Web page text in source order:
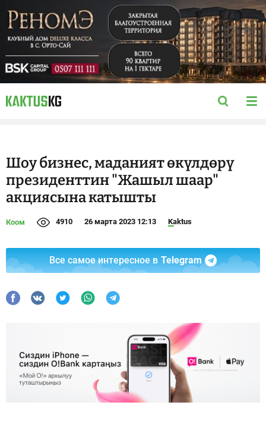
Шоу бизнес, маданият өкүлдөрү
президенттин "Жашыл шаар"
акциясына катышты
Коом 4910 26 марта 2023 12:13 Kaktus
Все самое интересное в Telegram